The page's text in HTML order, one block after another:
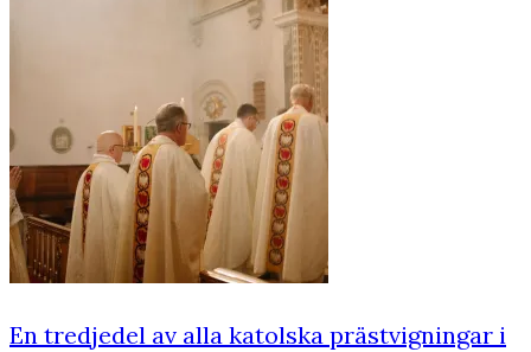
En tredjedel av alla katolska prästvigningar i